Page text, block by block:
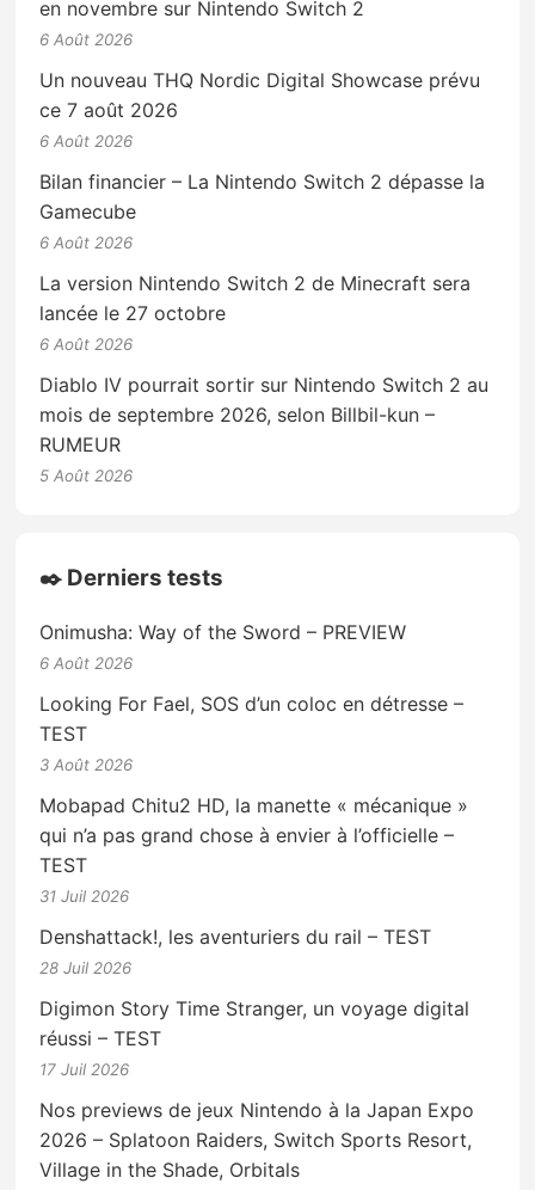
en novembre sur Nintendo Switch 2
6 Août 2026
Un nouveau THQ Nordic Digital Showcase prévu
ce 7 août 2026
6 Août 2026
Bilan financier – La Nintendo Switch 2 dépasse la
Gamecube
6 Août 2026
La version Nintendo Switch 2 de Minecraft sera
lancée le 27 octobre
6 Août 2026
Diablo IV pourrait sortir sur Nintendo Switch 2 au
mois de septembre 2026, selon Billbil-kun –
RUMEUR
5 Août 2026
✒️ Derniers tests
Onimusha: Way of the Sword – PREVIEW
6 Août 2026
Looking For Fael, SOS d’un coloc en détresse –
TEST
3 Août 2026
Mobapad Chitu2 HD, la manette « mécanique »
qui n’a pas grand chose à envier à l’officielle –
TEST
31 Juil 2026
Denshattack!, les aventuriers du rail – TEST
28 Juil 2026
Digimon Story Time Stranger, un voyage digital
réussi – TEST
17 Juil 2026
Nos previews de jeux Nintendo à la Japan Expo
2026 – Splatoon Raiders, Switch Sports Resort,
Village in the Shade, Orbitals